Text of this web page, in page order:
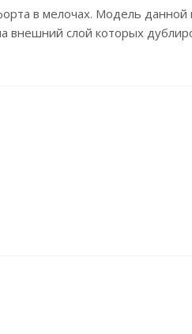
в мелочах. Модель
внешний слой которых